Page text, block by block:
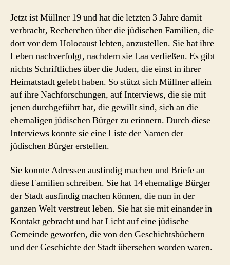
Jetzt ist Müllner 19 und hat die letzten 3 Jahre damit
verbracht, Recherchen über die jüdischen Familien, die
dort vor dem Holocaust lebten, anzustellen. Sie hat ihre
Leben nachverfolgt, nachdem sie Laa verließen. Es gibt
nichts Schriftliches über die Juden, die einst in ihrer
Heimatstadt gelebt haben. So stützt sich Müllner allein
auf ihre Nachforschungen, auf Interviews, die sie mit
jenen durchgeführt hat, die gewillt sind, sich an die
ehemaligen jüdischen Bürger zu erinnern. Durch diese
Interviews konnte sie eine Liste der Namen der
jüdischen Bürger erstellen.
Sie konnte Adressen ausfindig machen und Briefe an
diese Familien schreiben. Sie hat 14 ehemalige Bürger
der Stadt ausfindig machen können, die nun in der
ganzen Welt verstreut leben. Sie hat sie mit einander in
Kontakt gebracht und hat Licht auf eine jüdische
Gemeinde geworfen, die von den Geschichtsbüchern
und der Geschichte der Stadt übersehen worden waren.